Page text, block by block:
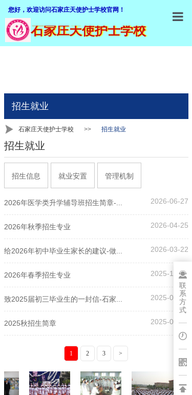
您好，欢迎访问石家庄天使护士学校官网！
联
系
方
式
专
联
博
石家庄天使护士学校
招生信息 就业安置 管理机制
招生就业
招生就业
石家庄天使护士学校 >> 招生就业
2026年医学类升学辅导班招生简章-... 2026-06-27
2026年秋季招生专业 2026-04-25
给2026年初中毕业生家长的建议-做... 2026-03-22
2026年春季招生专业 2025-12-15
致2025届初三毕业生的一封信-石家... 2025-05-27
2025秋招生简章 2025-04-30
1 2 3 >